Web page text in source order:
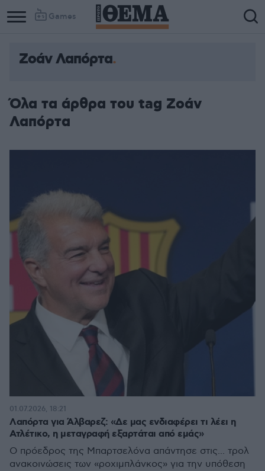
Games
Column
Column
Ζοάν Λαπόρτα
Όλα τα άρθρα του tag Ζοάν
Λαπόρτα
Λαπόρτα για Άλβαρεζ: «Δε μας ενδιαφέρει τι λέει η
Ατλέτικο, η μεταγραφή εξαρτάται από εμάς»
Ο πρόεδρος της Μπαρτσελόνα απάντησε στις... τρολ
ανακοινώσεις των «ροχιμπλάνκος» για την υπόθεση
01.07.2026, 18:21